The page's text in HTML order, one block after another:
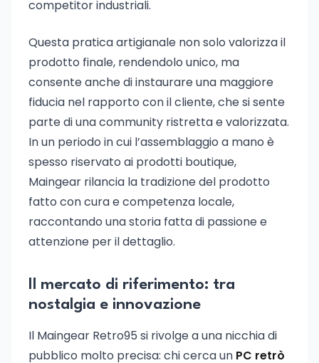
competitor industriali.
Questa pratica artigianale non solo valorizza il
prodotto finale, rendendolo unico, ma
consente anche di instaurare una maggiore
fiducia nel rapporto con il cliente, che si sente
parte di una community ristretta e valorizzata.
In un periodo in cui l’assemblaggio a mano è
spesso riservato ai prodotti boutique,
Maingear rilancia la tradizione del prodotto
fatto con cura e competenza locale,
raccontando una storia fatta di passione e
attenzione per il dettaglio.
Il mercato di riferimento: tra
nostalgia e innovazione
Il Maingear Retro95 si rivolge a una nicchia di
pubblico molto precisa: chi cerca un PC retrò